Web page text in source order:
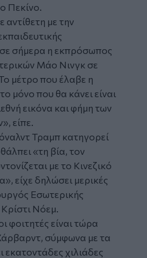
Πεκίνο.
αντίθετη με την
σήμερα η εκπρόσωπος
Μάο Νινγκ σε
μέτρο που έλαβε η
μόνο που θα κάνει είναι
εικόνα και φήμη των
είπε.
Τραμπ κατηγορεί
«τη βία, τον
με το Κινεζικό
είχε δηλώσει μερικές
Εσωτερικής
Νόεμ.
φοιτητές είναι τώρα
σύμφωνα με τα
εκατοντάδες χιλιάδες